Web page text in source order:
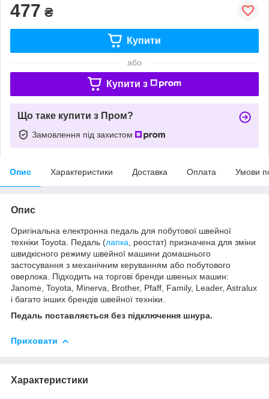
477 ₴
Купити
або
Купити з
Що таке купити з Пром?
Замовлення під захистом
Опис Характеристики Доставка Оплата Умови
Опис
Оригінальна електронна педаль для побутової швейної
техніки Toyota. Педаль (лапка , реостат) призначена для зміни
швидкісного режиму швейної машини домашнього
застосування з механічним керуванням або побутового
оверлока. Підходить на торгові бренди швеных машин:
Janome, Toyota, Minerva, Brother, Pfaff, Family, Leader, Astralux
і багато інших брендів швейної техніки.
Педаль поставляється без підключення шнура.
Приховати
Характеристики